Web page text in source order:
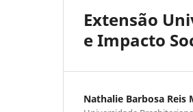
Extensão
e Impacto
Nathalie Barbosa Reis